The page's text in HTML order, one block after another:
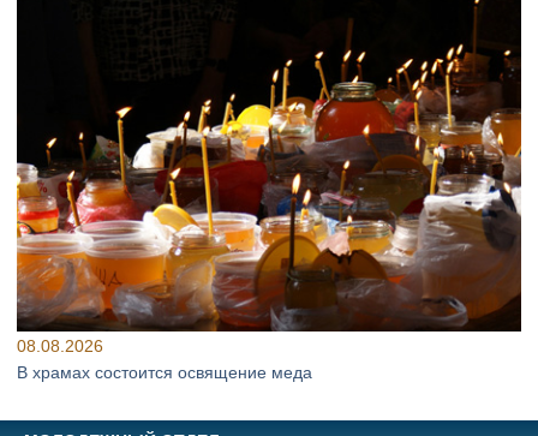
08.08.2026
В храмах состоится освящение меда